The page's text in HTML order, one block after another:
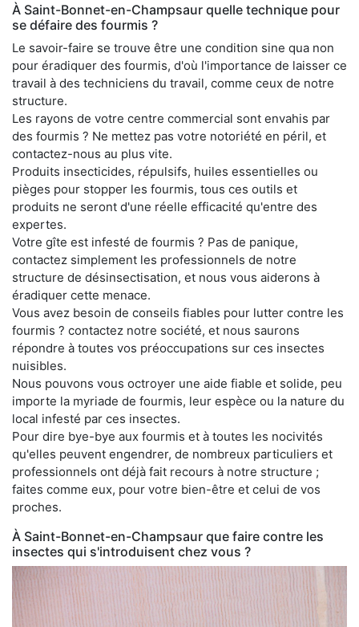
À Saint-Bonnet-en-Champsaur quelle technique pour
se défaire des fourmis ?
Le savoir-faire se trouve être une condition sine qua non
pour éradiquer des fourmis, d'où l'importance de laisser ce
travail à des techniciens du travail, comme ceux de notre
structure.
Les rayons de votre centre commercial sont envahis par
des fourmis ? Ne mettez pas votre notoriété en péril, et
contactez-nous au plus vite.
Produits insecticides, répulsifs, huiles essentielles ou
pièges pour stopper les fourmis, tous ces outils et
produits ne seront d'une réelle efficacité qu'entre des
expertes.
Votre gîte est infesté de fourmis ? Pas de panique,
contactez simplement les professionnels de notre
structure de désinsectisation, et nous vous aiderons à
éradiquer cette menace.
Vous avez besoin de conseils fiables pour lutter contre les
fourmis ? contactez notre société, et nous saurons
répondre à toutes vos préoccupations sur ces insectes
nuisibles.
Nous pouvons vous octroyer une aide fiable et solide, peu
importe la myriade de fourmis, leur espèce ou la nature du
local infesté par ces insectes.
Pour dire bye-bye aux fourmis et à toutes les nocivités
qu'elles peuvent engendrer, de nombreux particuliers et
professionnels ont déjà fait recours à notre structure ;
faites comme eux, pour votre bien-être et celui de vos
proches.
À Saint-Bonnet-en-Champsaur que faire contre les
insectes qui s'introduisent chez vous ?